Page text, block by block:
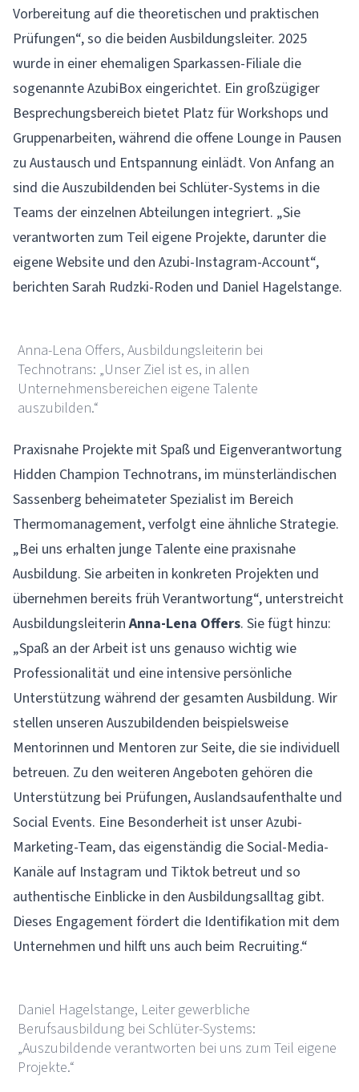
Vorbereitung auf die theoretischen und praktischen
Prüfungen“, so die beiden Ausbildungsleiter. 2025
wurde in einer ehemaligen Sparkassen-Filiale die
sogenannte AzubiBox eingerichtet. Ein großzügiger
Besprechungsbereich bietet Platz für Workshops und
Gruppenarbeiten, während die offene Lounge in Pausen
zu Austausch und Entspannung einlädt. Von Anfang an
sind die Auszubildenden bei Schlüter-Systems in die
Teams der einzelnen Abteilungen integriert. „Sie
verantworten zum Teil eigene Projekte, darunter die
eigene Website und den Azubi-Instagram-Account“,
berichten Sarah Rudzki-Roden und Daniel Hagelstange.
Anna-Lena Offers, Ausbildungsleiterin bei
Technotrans: „Unser Ziel ist es, in allen
Unternehmensbereichen eigene Talente
auszubilden.“
Praxisnahe Projekte mit Spaß und Eigenverantwortung
Hidden Champion Technotrans, im münsterländischen
Sassenberg beheimateter Spezialist im Bereich
Thermomanagement, verfolgt eine ähnliche Strategie.
„Bei uns erhalten junge Talente eine praxisnahe
Ausbildung. Sie arbeiten in konkreten Projekten und
übernehmen bereits früh Verantwortung“, unterstreicht
AusbildungsleiterinAnna-Lena Offers. Sie fügt hinzu:
„Spaß an der Arbeit ist uns genauso wichtig wie
Professionalität und eine intensive persönliche
Unterstützung während der gesamten Ausbildung. Wir
stellen unseren Auszubildenden beispielsweise
Mentorinnen und Mentoren zur Seite, die sie individuell
betreuen. Zu den weiteren Angeboten gehören die
Unterstützung bei Prüfungen, Auslandsaufenthalte und
Social Events. Eine Besonderheit ist unser Azubi-
Marketing-Team, das eigenständig die Social-Media-
Kanäle auf Instagram und Tiktok betreut und so
authentische Einblicke in den Ausbildungsalltag gibt.
Dieses Engagement fördert die Identifikation mit dem
Unternehmen und hilft uns auch beim Recruiting.“
Daniel Hagelstange, Leiter gewerbliche
Berufsausbildung bei Schlüter-Systems:
„Auszubildende verantworten bei uns zum Teil eigene
Projekte.“